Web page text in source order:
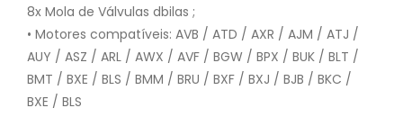
8x Mola de Válvulas dbilas ;
• Motores compatíveis: AVB / ATD / AXR / AJM / ATJ /
AUY / ASZ / ARL / AWX / AVF / BGW / BPX / BUK / BLT /
BMT / BXE / BLS / BMM / BRU / BXF / BXJ / BJB / BKC /
BXE / BLS